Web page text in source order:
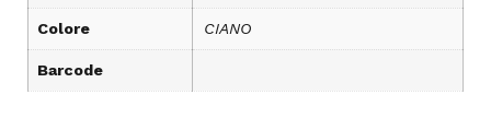
Colore CIANO
Barcode